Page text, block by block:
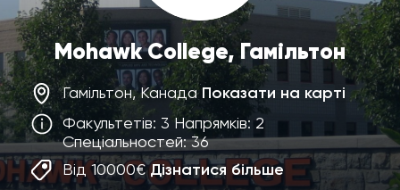
Mohawk College, Гамільтон
Гамільтон, КанадаПоказати на карті
Факультетів: 3 Напрямків: 2
Спеціальностей: 36
Від 10000€Дізнатися більше